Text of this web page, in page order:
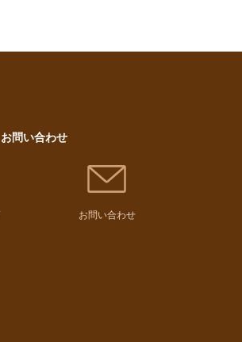
お問い合わせ
お問い合わせ